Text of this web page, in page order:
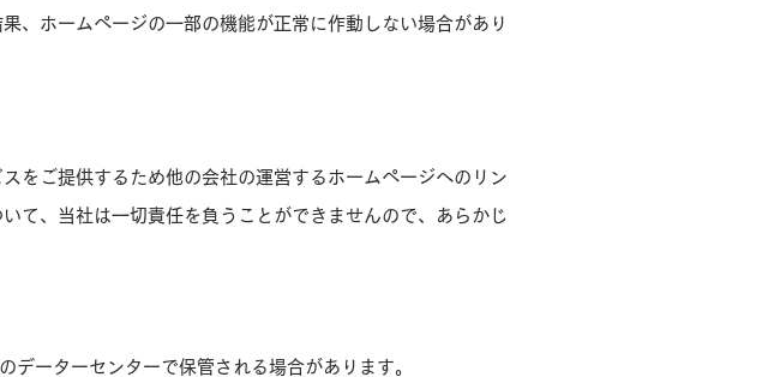
、ホームページの一部の機能が正常に作動しない場合があり
をご提供するため他の会社の運営するホームページへのリン
て、当社は一切責任を負うことができませんので、あらかじ
ーターセンターで保管される場合があります。